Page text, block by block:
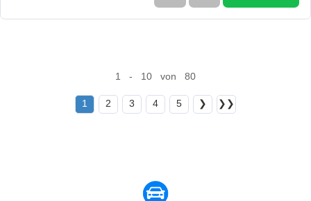
1 - 10 von 80
1 2 3 4 5 ❯ ❯❯